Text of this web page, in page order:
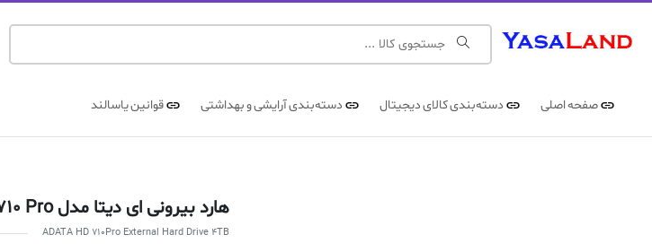
صفحه اصلی دسته‌بندی کالای دیجیتال دسته‌بندی آرایشی و بهداشتی قوانین یاسالند
هارد بیرونی ای دیتا مدل HD710 Pro ظرفیت 4 ترابایت رنگ مشکی
ADATA HD 710Pro External Hard Drive 4TB